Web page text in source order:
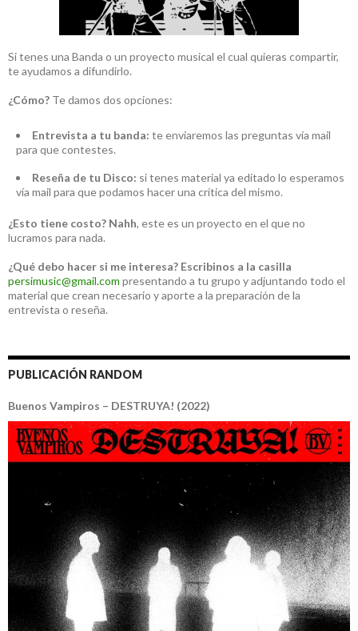
Si tenes una Banda o un proyecto musical el cual quieras compartir,
te ayudamos a difundirlo.
¿Cómo? Te damos dos opciones:
Entrevista a tu banda: te enviaremos las preguntas vía mail
para que contestes.
Reseña de tu Disco: si tenes material ya editado lo esperamos
vía mail para que podamos hacer una crítica del mismo.
¿Esto tiene costo? Nahh, este es un proyecto en el que no
lucramos para nada.
¿Qué debo hacer si me interesa? Escribinos a la casilla
persimusic@gmail.com presentando a tu grupo y adjuntando todo el
material que crean necesario y aporte a la preparación de la
entrevista o reseña.
PUBLICACIÓN RANDOM
Buenos Vampiros – DESTRUYA! (2022)